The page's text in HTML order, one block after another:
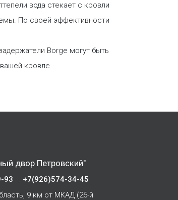
вода стекает с кровли
По своей эффективности
Borge могут быть
кровле
двор Петровский"
93
+7(926)574-34-45
9 км от МКАД (26-й